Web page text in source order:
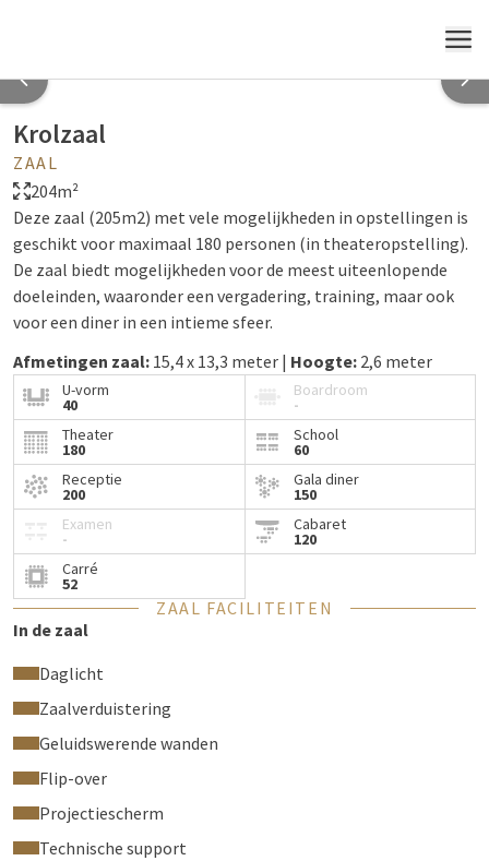
MENU
Krolzaal
ZAAL
204m²
Deze zaal (205m2) met vele mogelijkheden in opstellingen is
geschikt voor maximaal 180 personen (in theateropstelling).
De zaal biedt mogelijkheden voor de meest uiteenlopende
doeleinden, waaronder een vergadering, training, maar ook
voor een diner in een intieme sfeer.
Afmetingen zaal: 15,4 x 13,3 meter | Hoogte: 2,6 meter
U-vorm
40
Boardroom
-
Theater
180
School
60
Receptie
200
Gala diner
150
Examen
-
Cabaret
120
Carré
52
ZAAL FACILITEITEN
In de zaal
Daglicht
Zaalverduistering
Geluidswerende wanden
Flip-over
Projectiescherm
Technische support